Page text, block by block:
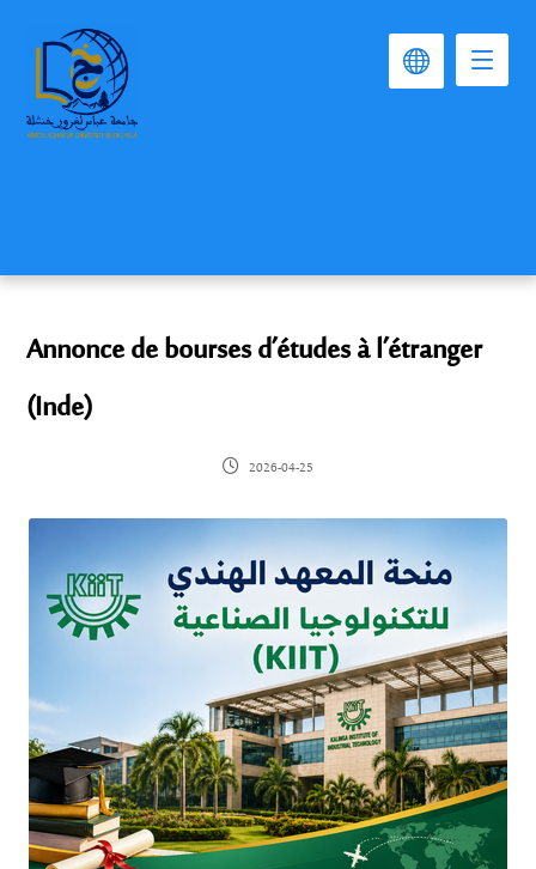
Annonce de bourses d’études à l’étranger
(Inde)
2026-04-25